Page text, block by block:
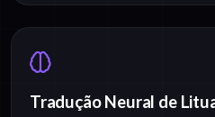
Tradução Neural de